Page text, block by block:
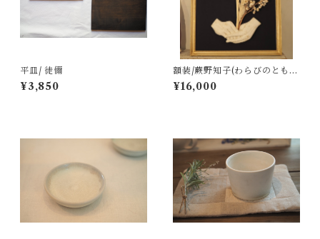
平皿/ 徒儞
¥3,850
額装/蕨野知子(わらびのとも
こ)
¥16,000